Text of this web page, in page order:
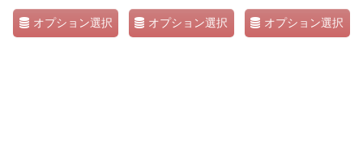
オプション選択 オプション選択 オプション選択